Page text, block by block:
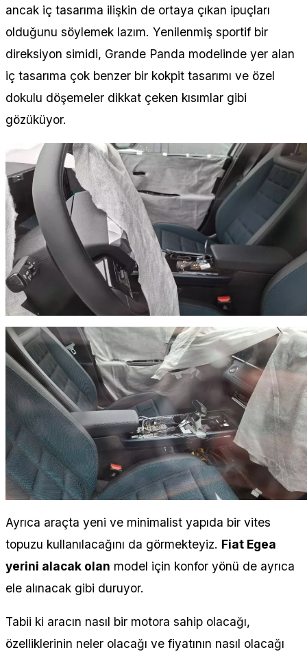
ancak iç tasarıma ilişkin de ortaya çıkan ipuçları
olduğunu söylemek lazım. Yenilenmiş sportif bir
direksiyon simidi, Grande Panda modelinde yer alan
iç tasarıma çok benzer bir kokpit tasarımı ve özel
dokulu döşemeler dikkat çeken kısımlar gibi
gözüküyor.
Ayrıca araçta yeni ve minimalist yapıda bir vites
topuzu kullanılacağını da görmekteyiz. Fiat Egea
yerini alacak olan model için konfor yönü de ayrıca
ele alınacak gibi duruyor.
Tabii ki aracın nasıl bir motora sahip olacağı,
özelliklerinin neler olacağı ve fiyatının nasıl olacağı